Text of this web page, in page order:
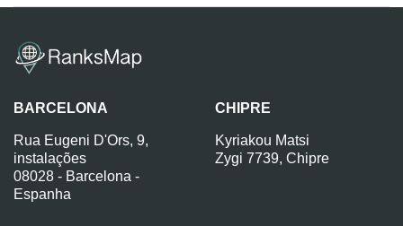
BARCELONA
Rua Eugeni D'Ors, 9,
instalações
08028 - Barcelona -
Espanha
CHIPRE
Kyriakou Matsi
Zygi 7739, Chipre